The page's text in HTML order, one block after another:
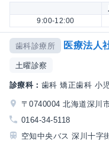
9:00-12:00
歯科診療所 医療法人
土曜診察
診療科： 歯科 矯正歯科 小
〒0740004 北海道深川
0164-34-5118
空知中央バス 深川十字